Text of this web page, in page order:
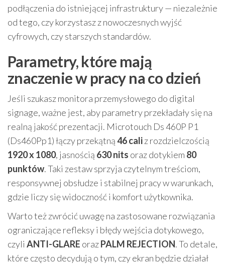
podłączenia do istniejącej infrastruktury — niezależnie
od tego, czy korzystasz z nowoczesnych wyjść
cyfrowych, czy starszych standardów.
Parametry, które mają
znaczenie w pracy na co dzień
Jeśli szukasz monitora przemysłowego do digital
signage, ważne jest, aby parametry przekładały się na
realną jakość prezentacji. Microtouch Ds 460P P1
(Ds460Pp1) łączy przekątną46 caliz rozdzielczością
1920 x 1080, jasnością 630 nits oraz dotykiem 80
punktów. Taki zestaw sprzyja czytelnym treściom,
responsywnej obsłudze i stabilnej pracy w warunkach,
gdzie liczy się widoczność i komfort użytkownika.
Warto też zwrócić uwagę na zastosowane rozwiązania
ograniczające refleksy i błędy wejścia dotykowego,
czyli ANTI-GLARE orazPALM REJECTION. To detale,
które często decydują o tym, czy ekran będzie działał